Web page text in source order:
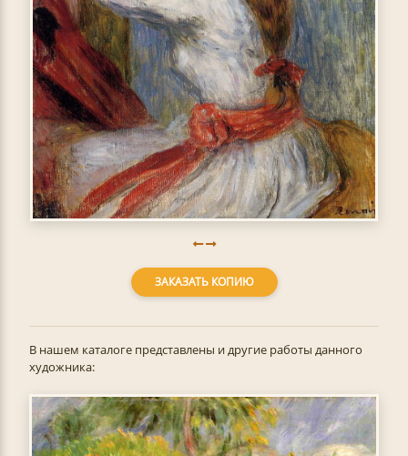
ЗАКАЗАТЬ КОПИЮ
В нашем каталоге представлены и другие работы данного
художника: